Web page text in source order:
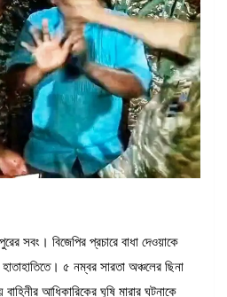
সবং। বিজেপির প্রচারে বাধা দেওয়াকে
৫ নম্বর সারতা অঞ্চলের ছিনা
আধিকারিকের ঘুষি মারার ঘটনাকে